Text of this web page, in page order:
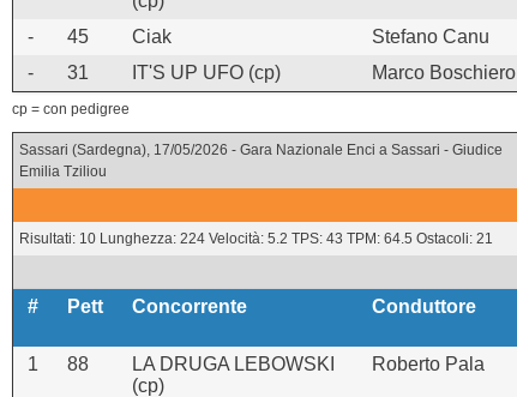
- 45 Ciak Stefano Canu
-
31 IT'S UP UFO (cp) Marco Boschiero
cp = con pedigree
Sassari (Sardegna), 17/05/2026 - Gara Nazionale Enci a Sassari - Giudice
Emilia Tziliou
Risultati: 10 Lunghezza: 224 Velocità: 5.2 TPS: 43 TPM: 64.5 Ostacoli: 21
# Pett Concorrente Conduttore
1 88
LA DRUGA LEBOWSKI
(cp)
Roberto Pala